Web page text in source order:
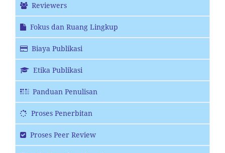
Reviewers
Fokus dan Ruang Lingkup
Biaya Publikasi
Etika Publikasi
Panduan Penulisan
Proses Penerbitan
Proses Peer Review